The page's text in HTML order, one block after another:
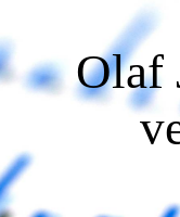
Olaf